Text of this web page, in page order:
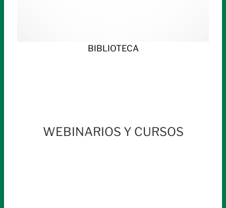
BIBLIOTECA
WEBINARIOS Y CURSOS